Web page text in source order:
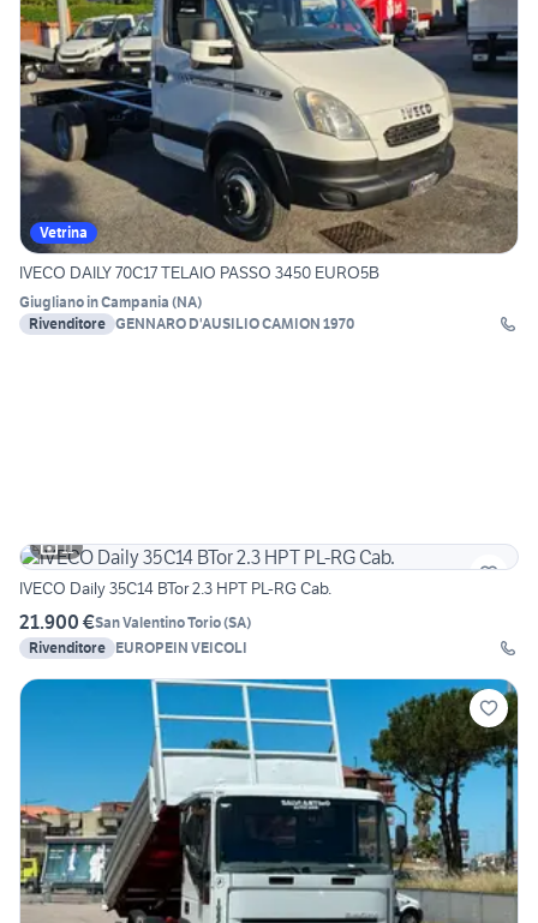
Vetrina
IVECO DAILY 70C17 TELAIO PASSO 3450 EURO5B
Giugliano in Campania (NA)
Rivenditore GENNARO D'AUSILIO CAMION 1970
11
IVECO Daily 35C14 BTor 2.3 HPT PL-RG Cab.
21.900 €San Valentino Torio(SA)
Rivenditore EUROPEIN VEICOLI